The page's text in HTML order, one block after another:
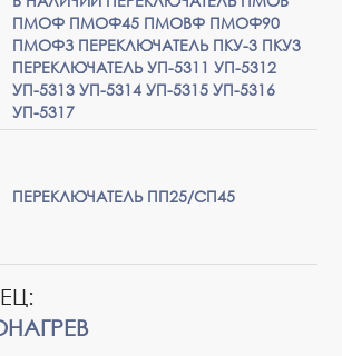
ПМОФ ПМОФ45 ПМОВФ ПМОФ90
ПМОФЗ ПЕРЕКЛЮЧАТЕЛЬ ПКУ-3 ПКУ3
ПЕРЕКЛЮЧАТЕЛЬ УП-5311 УП-5312
УП-5313 УП-5314 УП-5315 УП-5316
УП-5317
ПЕРЕКЛЮЧАТЕЛЬ ПП25/СП45